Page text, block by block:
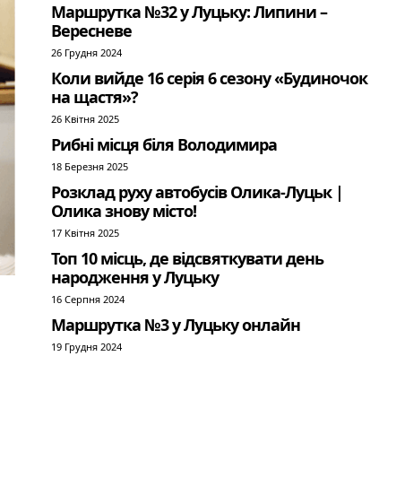
Маршрутка №32 у Луцьку: Липини –
Вересневе
26 Грудня 2024
Коли вийде 16 серія 6 сезону «Будиночок
на щастя»?
26 Квітня 2025
Рибні місця біля Володимира
18 Березня 2025
Розклад руху автобусів Олика-Луцьк |
Олика знову місто!
17 Квітня 2025
Топ 10 місць, де відсвяткувати день
народження у Луцьку
16 Серпня 2024
Маршрутка №3 у Луцьку онлайн
19 Грудня 2024